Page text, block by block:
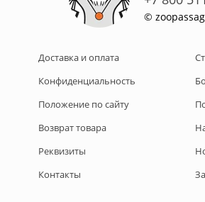
©
Доставка и оплата
Конфиденциальность
Положение по сайту
Возврат товара
Реквизиты
Контакты